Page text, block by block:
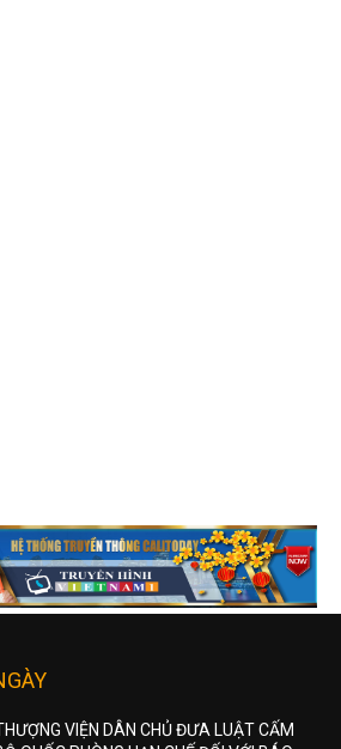
VIỆN DÂN CHỦ ĐƯA LUẬT CẤM